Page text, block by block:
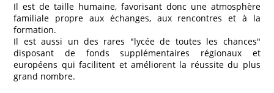
Il est de taille humaine, favorisant donc une atmosphère
familiale propre aux échanges, aux rencontres et à la
formation.
Il est aussi un des rares "lycée de toutes les chances"
disposant de fonds supplémentaires régionaux et
européens qui facilitent et améliorent la réussite du plus
grand nombre.